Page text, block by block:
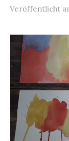
Veröffentlicht